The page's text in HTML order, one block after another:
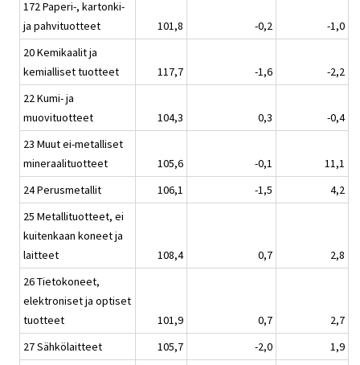
172 Paperi-, kartonki-
ja pahvituotteet
101,8 -0,2
-1,0
20 Kemikaalit ja
kemialliset tuotteet
117,7 -1,6
-2,2
22 Kumi- ja
muovituotteet
104,3 0,3
-0,4
23 Muut ei-metalliset
mineraalituotteet
105,6 -0,1
11,1
24 Perusmetallit
106,1 -1,5
4,2
25 Metallituotteet, ei
kuitenkaan koneet ja
laitteet
108,4 0,7
2,8
26 Tietokoneet,
elektroniset ja optiset
tuotteet
101,9 0,7
2,7
27 Sähkölaitteet
105,7 -2,0
1,9